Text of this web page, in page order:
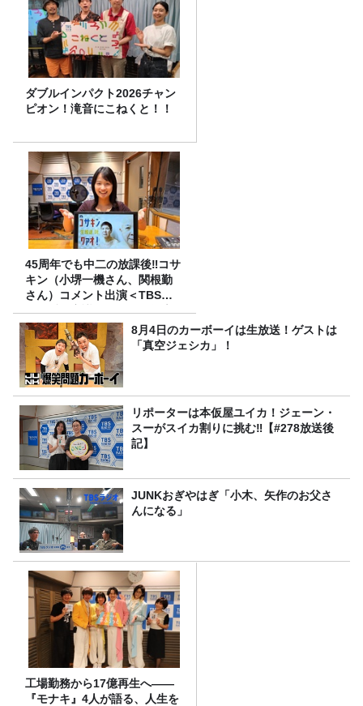
ダブルインパクト2026チャン
ピオン！滝音にこねくと！！
45周年でも中二の放課後‼コサ
キン（小堺一機さん、関根勤
さん）コメント出演＜TBSラ
ジオ番組審議会からのご報告
＞
8月4日のカーボーイは生放送！ゲストは
「真空ジェシカ」！
リポーターは本仮屋ユイカ！ジェーン・
スーがスイカ割りに挑む‼【#278放送後
記】
JUNKおぎやはぎ「小木、矢作のお父さ
んになる」
工場勤務から17億再生へ——
『モナキ』4人が語る、人生を